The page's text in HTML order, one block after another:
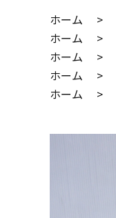
ホーム >
ホーム
>
ホーム
>
ホーム
>
ホーム
>